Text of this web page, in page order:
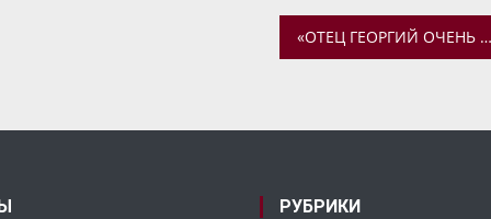
«ОТЕЦ ГЕОРГИЙ ОЧЕНЬ ЛЮБИЛ ЖИЗНЬ И ЖЕЛАЛ ВСЕМ ЖИТЬ ХОТЯ БЫ ДО 150 ЛЕТ…»
РУБРИКИ